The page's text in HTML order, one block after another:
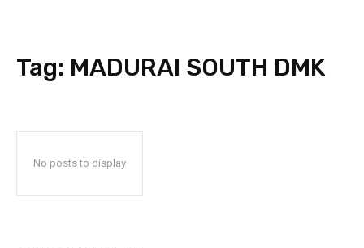
Tag: MADURAI SOUTH DMK
No posts to display